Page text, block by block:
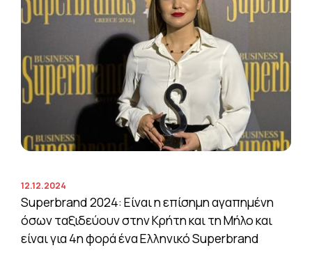
12.12.2024
Superbrand 2024: Είναι η επίσημη αγαπημένη
όσων ταξιδεύουν στην Κρήτη και τη Μήλο και
είναι για 4η φορά ένα Ελληνικό Superbrand